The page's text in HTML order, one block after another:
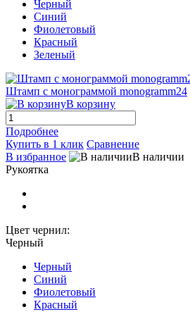
Черный
Синий
Фиолетовый
Красный
Зеленый
Штамп с монограммой monogramm24
В корзину
Подробнее
Купить в 1 клик Сравнение
В избранное
В наличии
Рукоятка
Цвет чернил:
Черный
Черный
Синий
Фиолетовый
Красный